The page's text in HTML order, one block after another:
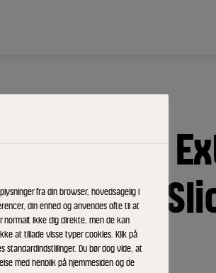
Danablu
Creamy
125 g
fra din browser, hovedsagelig i
din enhed og anvendes ofte til at
normalt ikke dig direkte, men de kan
at tillade visse typer cookies. Klik på
Du bør dog vide, at
med henblik på hjemmesiden og de